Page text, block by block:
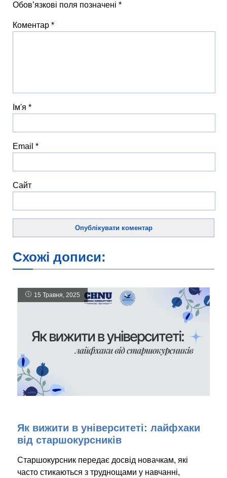
Обов’язкові поля позначені *
Коментар *
Ім'я *
Email *
Сайт
Схожі дописи:
15 Травня, 2025
Як вижити в університеті: лайфхаки
від старшокурсників
Старшокурсник передає досвід новачкам, які
часто стикаються з труднощами у навчанні,